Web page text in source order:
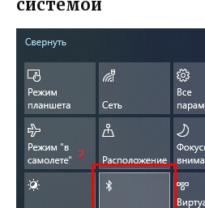
системой